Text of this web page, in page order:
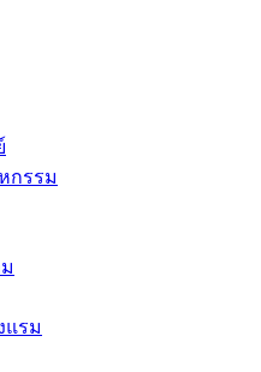
กรรม
แรม